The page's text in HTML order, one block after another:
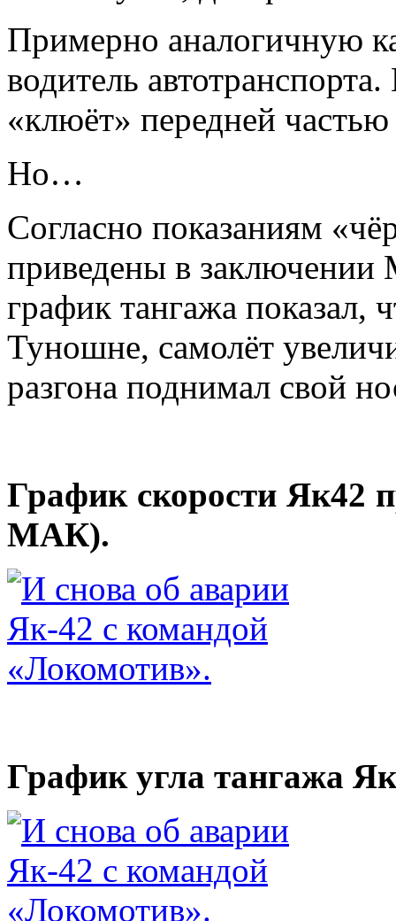
Примерно аналогичную
водитель
«клюёт» передней
Но…
Согласно показаниям
приведены в заключении
график тангажа показал,
Туношне, самолёт
разгона поднимал свой
График скорости Як42
МАК).
График угла тангажа